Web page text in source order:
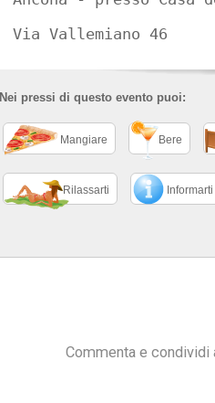
Via Vallemiano 46
Nei pressi di questo evento puoi:
Mangiare Bere
Rilassarti Informarti
Commenta e